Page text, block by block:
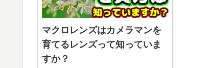
マクロレンズはカメラマンを
育てるレンズって知っていま
すか？